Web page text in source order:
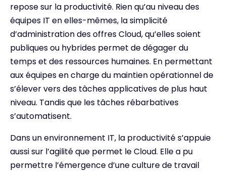
repose sur la productivité. Rien qu’au niveau des
équipes IT en elles-mêmes, la simplicité
d’administration des offres Cloud, qu’elles soient
publiques ou hybrides permet de dégager du
temps et des ressources humaines. En permettant
aux équipes en charge du maintien opérationnel de
s’élever vers des tâches applicatives de plus haut
niveau. Tandis que les tâches rébarbatives
s’automatisent.
Dans un environnement IT, la productivité s’appuie
aussi sur l’agilité que permet le Cloud. Elle a pu
permettre l’émergence d’une culture de travail